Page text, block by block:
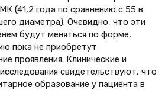
(41,2 года по сравнению с 55 в
диаметра). Очевидно, что эти
будут меняться по форме,
пока не приобретут
проявления. Клинические и
свидетельствуют, что
образование у пациента в